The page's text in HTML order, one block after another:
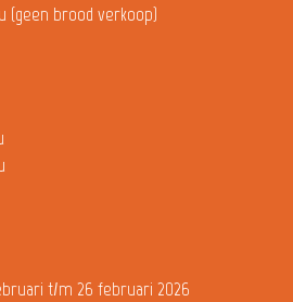
(geen brood verkoop)
t/m 26 februari 2026